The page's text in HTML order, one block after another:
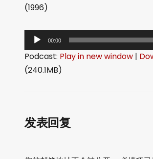
(1996)
频
播
放
00:00
Podcast: Play in new window |
(240.1MB)
发表回复